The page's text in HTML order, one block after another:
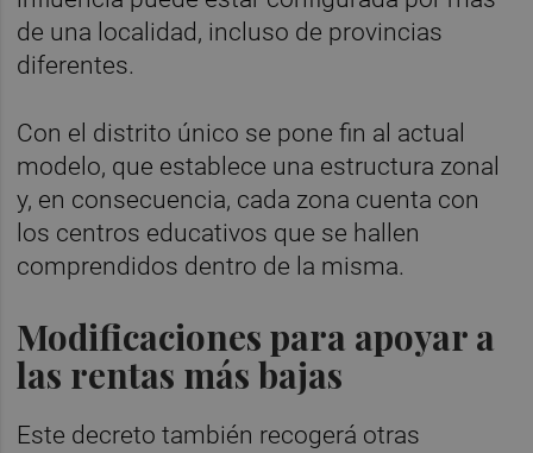
de una localidad, incluso de provincias
diferentes.
Con el distrito único se pone fin al actual
modelo, que establece una estructura zonal
y, en consecuencia, cada zona cuenta con
los centros educativos que se hallen
comprendidos dentro de la misma.
Modificaciones para apoyar a
las rentas más bajas
Este decreto también recogerá otras